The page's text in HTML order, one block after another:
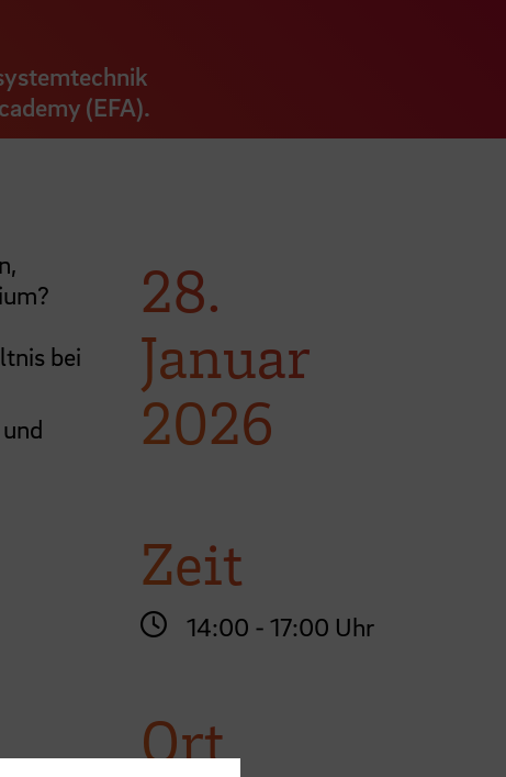
(EFA).
bei
28.
Januar
2026
Zeit
14:00 - 17:00 Uhr
Ort